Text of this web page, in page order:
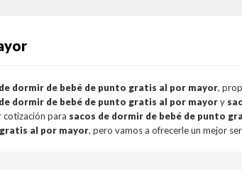
dormir de bebé de punto gratis al por mayor,
dormir de bebé de punto gratis al por mayory
para sacos de dormir de bebé de punto
al por mayor, pero vamos a ofrecerle un mejor